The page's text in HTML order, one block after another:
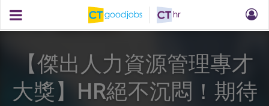
【傑出人力資源管理專才
大獎】HR絕不沉悶！期待